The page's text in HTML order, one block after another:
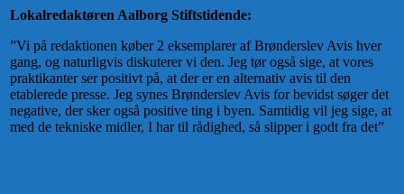
Lokalredaktøren Aalborg Stiftstidende:
”Vi på redaktionen køber 2 eksemplarer af Brønderslev Avis hver
gang, og naturligvis diskuterer vi den. Jeg tør også sige, at vores
praktikanter ser positivt på, at der er en alternativ avis til den
etablerede presse. Jeg synes Brønderslev Avis for bevidst søger det
negative, der sker også positive ting i byen. Samtidig vil jeg sige, at
med de tekniske midler, I har til rådighed, så slipper i godt fra det”